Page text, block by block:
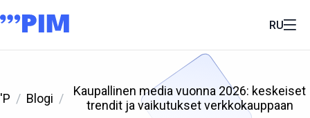
RU
'P Blogi
Kaupallinen media vuonna 2026: keskeiset
trendit ja vaikutukset verkkokauppaan